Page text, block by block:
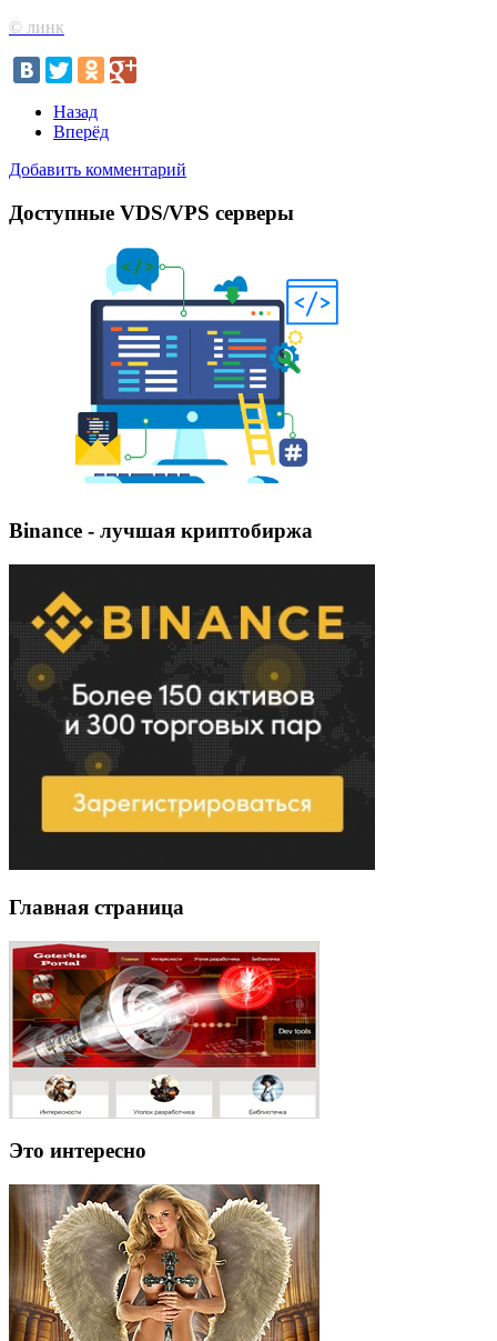
© линк
Назад
Вперёд
Добавить комментарий
Доступные VDS/VPS серверы
Binance - лучшая криптобиржа
Главная страница
Это интересно